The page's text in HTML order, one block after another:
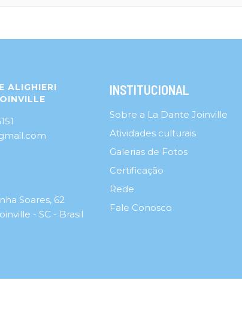
ALIGHIERI
Soares, 62
- SC - Brasil
INSTITUCIONAL
Sobre a La Dante Joinville
Atividades culturais
Galerias de Fotos
Certificação
Rede
Fale Conosco